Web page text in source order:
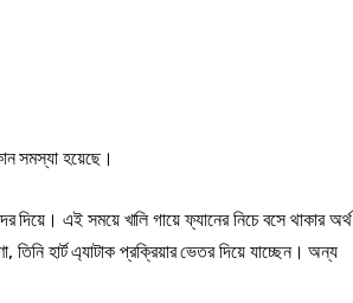
সমস্যা হয়েছে।
দিয়ে। এই সময়ে খালি গায়ে ফ্যানের নিচে বসে থাকার অর্থ
হার্ট এ্যাটাক প্রক্রিয়ার ভেতর দিয়ে যাচ্ছেন। অন্য